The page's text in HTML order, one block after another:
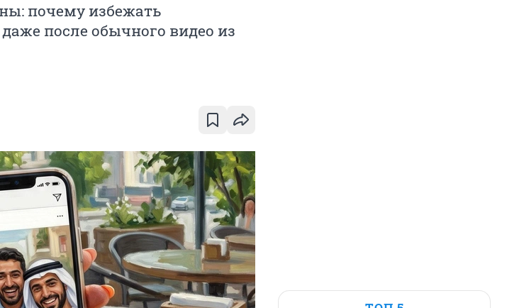
почему избежать
после обычного видео из